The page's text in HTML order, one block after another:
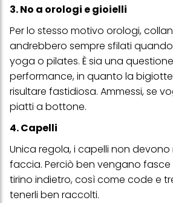
3. No a orologi e gioielli
Per lo stesso motivo orologi,
andrebbero sempre sfilati
yoga o pilates. È sia una
performance, in quanto la
risultare fastidiosa. Ammessi, se
piatti a bottone.
4. Capelli
Unica regola, i capelli non devono
faccia. Perciò ben vengano fasce
tirino indietro, così come code e
tenerli ben raccolti.
con dati ottenuti da terze parti e altri siti
visualizzare annunci pubblicitari che
(basati, ad esempio, sui tuoi interessi
web e altri media (di terzi) tramite i
alla tua famiglia, nonché per misurare e
delle campagne pubblicitarie.
Puoi trovare maggiori informazioni sul
nella nostra Informativa sulla protezione
simili"). Puoi revocare il tuo consenso in
effetto per il futuro disabilitando i cookie
sezione "Impostazioni cookie" collegata nel
ulteriori informazioni sui cookie utilizzati su
particolare sul loro periodo di
informazioni dettagliate su ciascun cookie
clic su "modifica" di seguito".